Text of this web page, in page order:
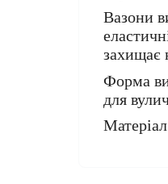
Вазони
захищає
Форма
для